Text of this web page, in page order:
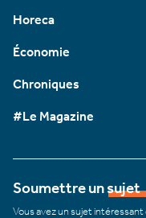
Horeca
Économie
Chroniques
#Le Magazine
Soumettre un sujet
Vous avez un sujet